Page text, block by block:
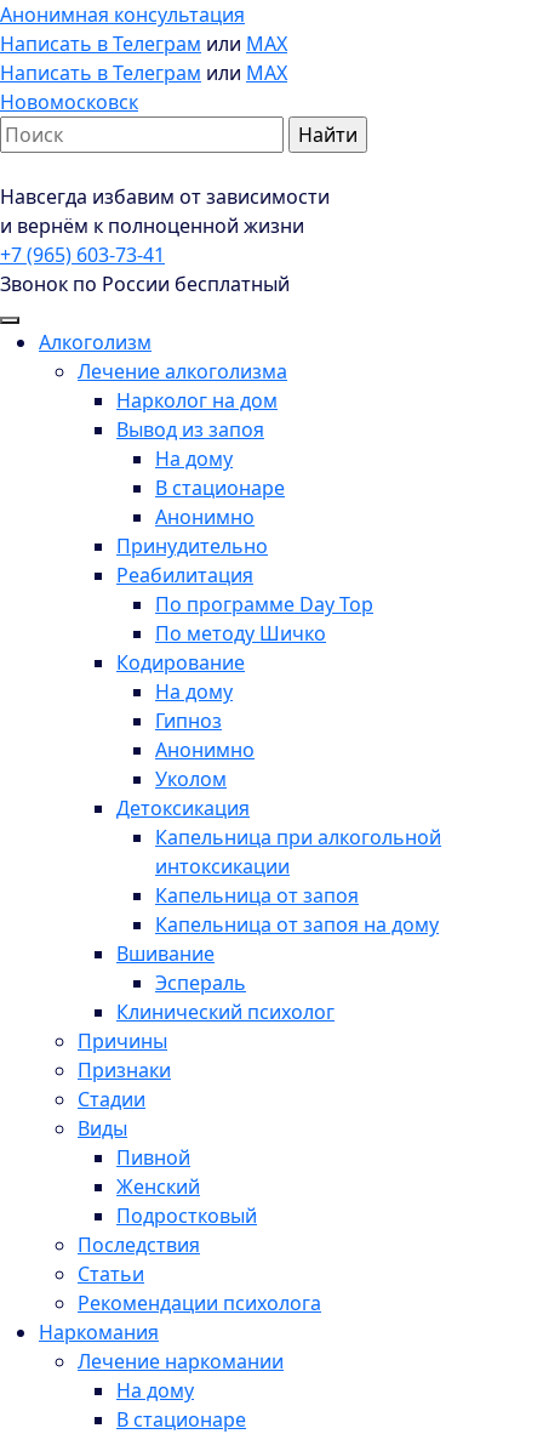
Анонимная консультация
Написать в Телеграм или MAX
Написать в Телеграм или MAX
Новомосковск
Навсегда избавим от зависимости
и вернём к полноценной жизни
+7 (965) 603-73-41
Звонок по России бесплатный
Алкоголизм
Лечение алкоголизма
Нарколог на дом
Вывод из запоя
На дому
В стационаре
Анонимно
Принудительно
Реабилитация
По программе Day Top
По методу Шичко
Кодирование
На дому
Гипноз
Анонимно
Уколом
Детоксикация
Капельница при алкогольной
интоксикации
Капельница от запоя
Капельница от запоя на дому
Вшивание
Эспераль
Клинический психолог
Причины
Признаки
Стадии
Виды
Пивной
Женский
Подростковый
Последствия
Статьи
Рекомендации психолога
Наркомания
Лечение наркомании
На дому
В стационаре